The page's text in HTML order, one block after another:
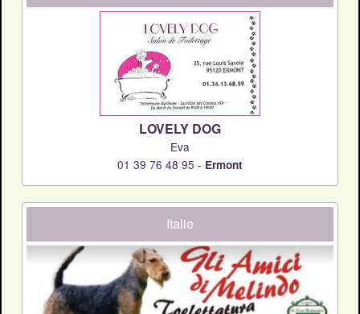
LOVELY DOG
Eva
01 39 76 48 95 - Ermont
Italie